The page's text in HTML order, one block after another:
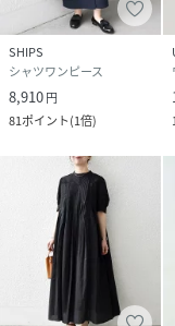
ライトブルー：
ネイビー：
性別タイプ
素材
サイズ
品番
SHIPS
シャツワンピース
8,910円
81ポイント(1倍)